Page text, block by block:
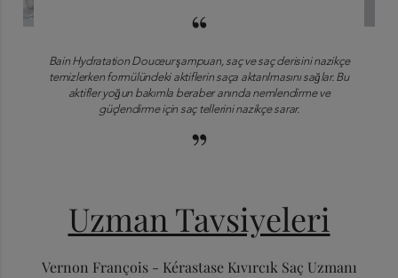
“
Bain Hydratation Douceur şampuan, saç ve saç derisini nazikçe
temizlerken formülündeki aktiflerin saça aktarılmasını sağlar. Bu
aktifler yoğun bakımla beraber anında nemlendirme ve
güçlendirme için saç tellerini nazikçe sarar.
”
Uzman Tavsiyeleri
Vernon François - Kérastase Kıvırcık Saç Uzmanı